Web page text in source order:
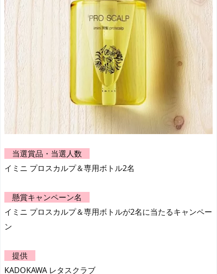
当選賞品・当選人数
イミニ プロスカルプ＆専用ボトル2名
懸賞キャンペーン名
イミニ プロスカルプ＆専用ボトルが2名に当たるキャンペー
ン
提供
KADOKAWA レタスクラブ